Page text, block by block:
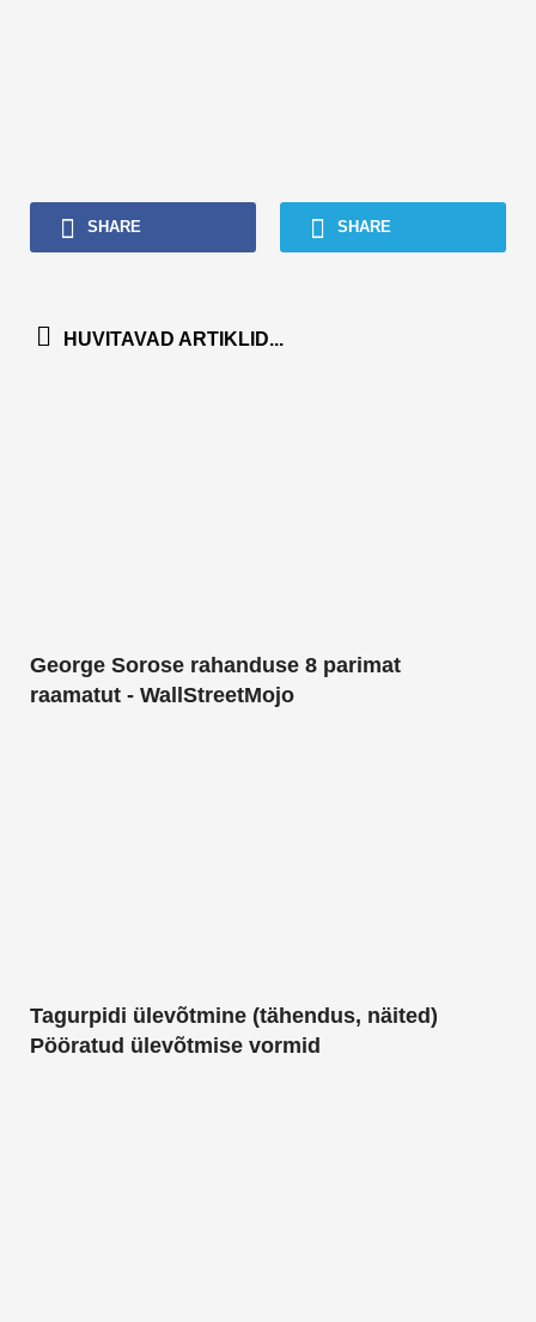
SHARE SHARE
HUVITAVAD ARTIKLID...
George Sorose rahanduse 8 parimat
raamatut - WallStreetMojo
Tagurpidi ülevõtmine (tähendus, näited)
Pööratud ülevõtmise vormid